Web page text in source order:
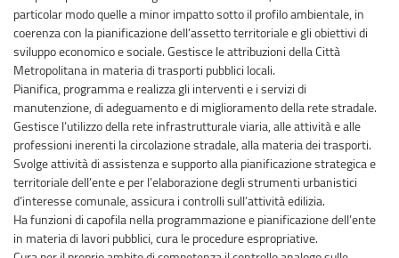
particolar modo quelle a minor impatto sotto il profilo ambientale, in
coerenza con la pianificazione dell’assetto territoriale e gli obiettivi di
sviluppo economico e sociale. Gestisce le attribuzioni della Città
Metropolitana in materia di trasporti pubblici locali.
Pianifica, programma e realizza gli interventi e i servizi di
manutenzione, di adeguamento e di miglioramento della rete stradale.
Gestisce l’utilizzo della rete infrastrutturale viaria, alle attività e alle
professioni inerenti la circolazione stradale, alla materia dei trasporti.
Svolge attività di assistenza e supporto alla pianificazione strategica e
territoriale dell’ente e per l’elaborazione degli strumenti urbanistici
d’interesse comunale, assicura i controlli sull’attività edilizia.
Ha funzioni di capofila nella programmazione e pianificazione dell’ente
in materia di lavori pubblici, cura le procedure espropriative.